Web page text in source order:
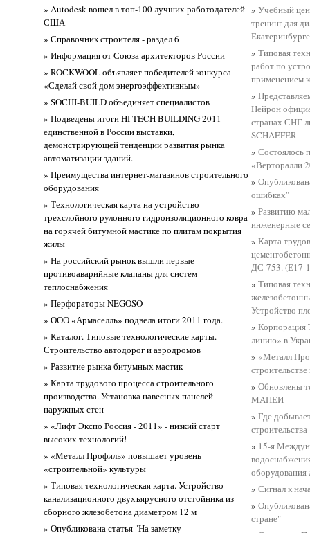
» Autodesk вошел в топ-100 лучших работодателей
США
» Справочник строителя - раздел 6
» Информация от Союза архитекторов России
» ROCKWOOL объявляет победителей конкурса
«Сделай свой дом энергоэффективным»
» SOCHI-BUILD объединяет специалистов
» Подведены итоги HI-TECH BUILDING 2011 -
единственной в России выставки,
демонстрирующей тенденции развития рынка
автоматизации зданий.
» Преимущества интернет-магазинов строительного
оборудования
» Технологическая карта на устройство
трехслойного рулонного гидроизоляционного ковра
на горячей битумной мастике по плитам покрытия
жилы
» На российский рынок вышли первые
противоаварийные клапаны для систем
теплоснабжения
» Перфораторы NEGОSO
» ООО «Армаселль» подвела итоги 2011 года.
» Каталог. Типовые технологические карты.
Строительство автодорог и аэродромов
» Развитие рынка битумных мастик
» Карта трудового процесса строительного
производства. Установка навесных панелей
наружных стен
» «Лифт Экспо Россия - 2011» - низкий старт
высоких технологий!
» «Металл Профиль» повышает уровень
«строительной» культуры
» Типовая технологическая карта. Устройство
канализационного двухъярусного отстойника из
сборного жлезобетона диаметром 12 м
» Опубликована статья "На заметку
»Учебный
тренинг для
»Типовая
работ по
применением
»
Нейрон
странах СНГ
SCHAEFER
»Состоялось
«Верторалли
»
ошибках"
»Развитию
инженерные
»Карта
ДС-753. (Е17-
»Типовая
Устройство
»Корпорация
линию» в
» «Металл
»Обновлены
МАПЕИ
»Где
строительства
» 15-я
»Сигнал к
»
стране"